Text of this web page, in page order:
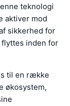
teknologi
aktiver mod
sikkerhed for
flyttes inden for
til en række
økosystem,